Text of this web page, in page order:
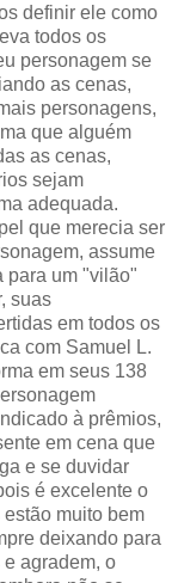
definir ele como
todos os
personagem se
as cenas,
personagens,
que alguém
as cenas,
sejam
adequada.
que merecia ser
assume
para um "vilão"
suas
em todos os
com Samuel L.
em seus 138
à prêmios,
em cena que
e se duvidar
é excelente o
muito bem
deixando para
agradem, o